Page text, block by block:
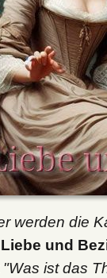
werden die
und
"Was ist das